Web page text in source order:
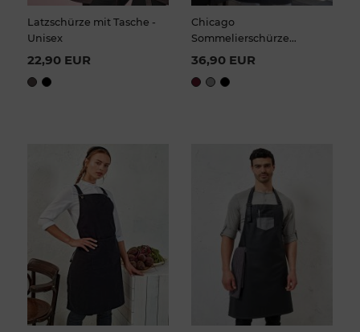
Latzschürze mit Tasche -
Unisex
22,90 EUR
Chicago
Sommelierschürze
110x75cm
36,90 EUR